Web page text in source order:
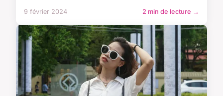
9 février 2024 2 min de lecture →